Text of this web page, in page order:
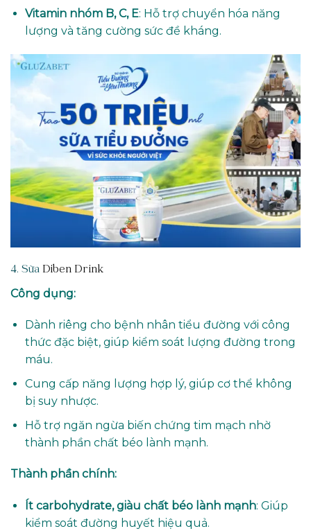
Vitamin nhóm B, C, E: Hỗ trợ chuyển hóa năng
lượng và tăng cường sức đề kháng.
4. Sữa Diben Drink
Công dụng:
Dành riêng cho bệnh nhân tiểu đường với công
thức đặc biệt, giúp kiểm soát lượng đường trong
máu.
Cung cấp năng lượng hợp lý, giúp cơ thể không
bị suy nhược.
Hỗ trợ ngăn ngừa biến chứng tim mạch nhờ
thành phần chất béo lành mạnh.
Thành phần chính:
Ít carbohydrate, giàu chất béo lành mạnh: Giúp
kiểm soát đường huyết hiệu quả.